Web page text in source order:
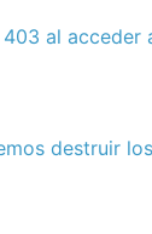
al acceder
destruir